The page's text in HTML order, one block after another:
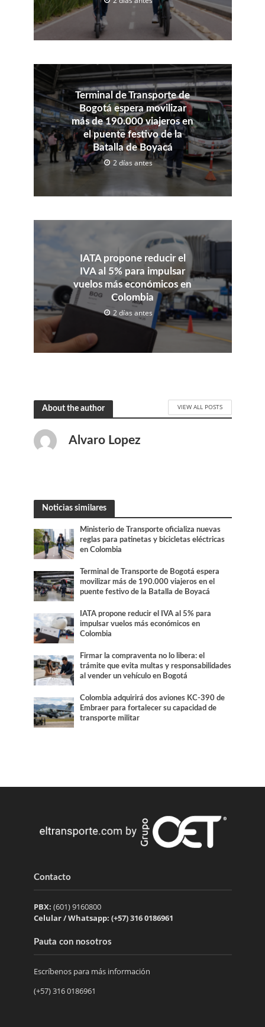
Terminal de Transporte de
Bogotá espera movilizar
más de 190.000 viajeros en
el puente festivo de la
Batalla de Boyacá
2 días antes
IATA propone reducir el
IVA al 5% para impulsar
vuelos más económicos en
Colombia
2 días antes
About the author VIEW ALL POSTS
Alvaro Lopez
Noticias similares
Ministerio de Transporte oficializa nuevas
reglas para patinetas y bicicletas eléctricas
en Colombia
Terminal de Transporte de Bogotá espera
movilizar más de 190.000 viajeros en el
puente festivo de la Batalla de Boyacá
IATA propone reducir el IVA al 5% para
impulsar vuelos más económicos en
Colombia
Firmar la compraventa no lo libera: el
trámite que evita multas y responsabilidades
al vender un vehículo en Bogotá
Colombia adquirirá dos aviones KC-390 de
Embraer para fortalecer su capacidad de
transporte militar
Contacto
PBX: (601) 9160800
Celular / Whatsapp: (+57) 316 0186961
Pauta con nosotros
Escríbenos para más información
(+57) 316 0186961